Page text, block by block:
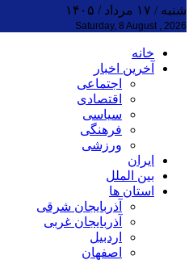
شنبه / ۱۷ مرداد / ۱۴۰۵
Saturday, 8 August , 2026
خانه
آخرین اخبار
اجتماعی
اقتصادی
سیاسی
فرهنگی
ورزشی
ایران
بین الملل
استان ها
آذربایجان شرقی
آذربایجان غربی
اردبیل
اصفهان